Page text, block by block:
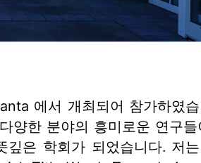
에서 개최되어 참가하였
양한 분야의 흥미로운 연구
깊은 학회가 되었습니다.